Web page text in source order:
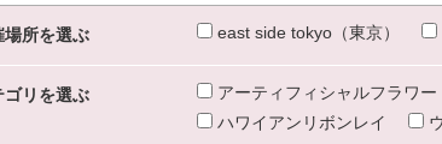
場所を選ぶ east side tokyo（東京）
ゴリを選ぶ アーティフィシャルフラワー
ハワイアンリボンレイ